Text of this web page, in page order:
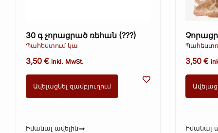
30 գ չորացրած ռեհան (???)
Պահեստում կա
3,50 € inkl. MwSt.
Ավելացնել զամբյուղում
Իմանալ ավելին
3,50 €
Իմանալ